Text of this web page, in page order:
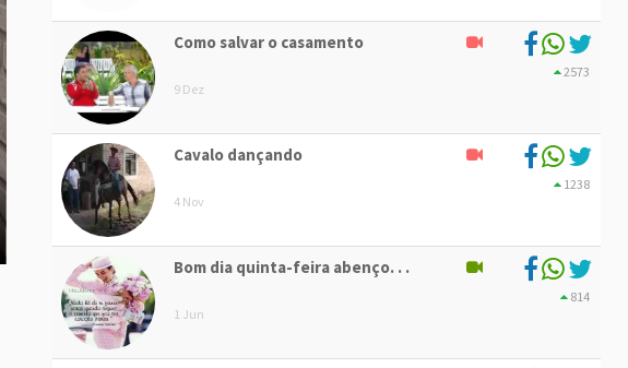
Como salvar o casamento
9 Dez
2573
Cavalo dançando
4 Nov
1238
Bom dia quinta-feira abenço. . .
1 Jun
814